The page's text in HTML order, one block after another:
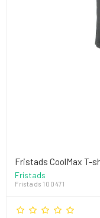
Fristads CoolMax T-
Fristads
Fristads 100471